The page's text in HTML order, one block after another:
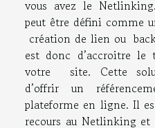
vous avez le
peut être défini comme
création de lien ou
est donc d’accroitre le
votre site. Cette
d’offrir un
plateforme en ligne. Il
recours au Netlinking